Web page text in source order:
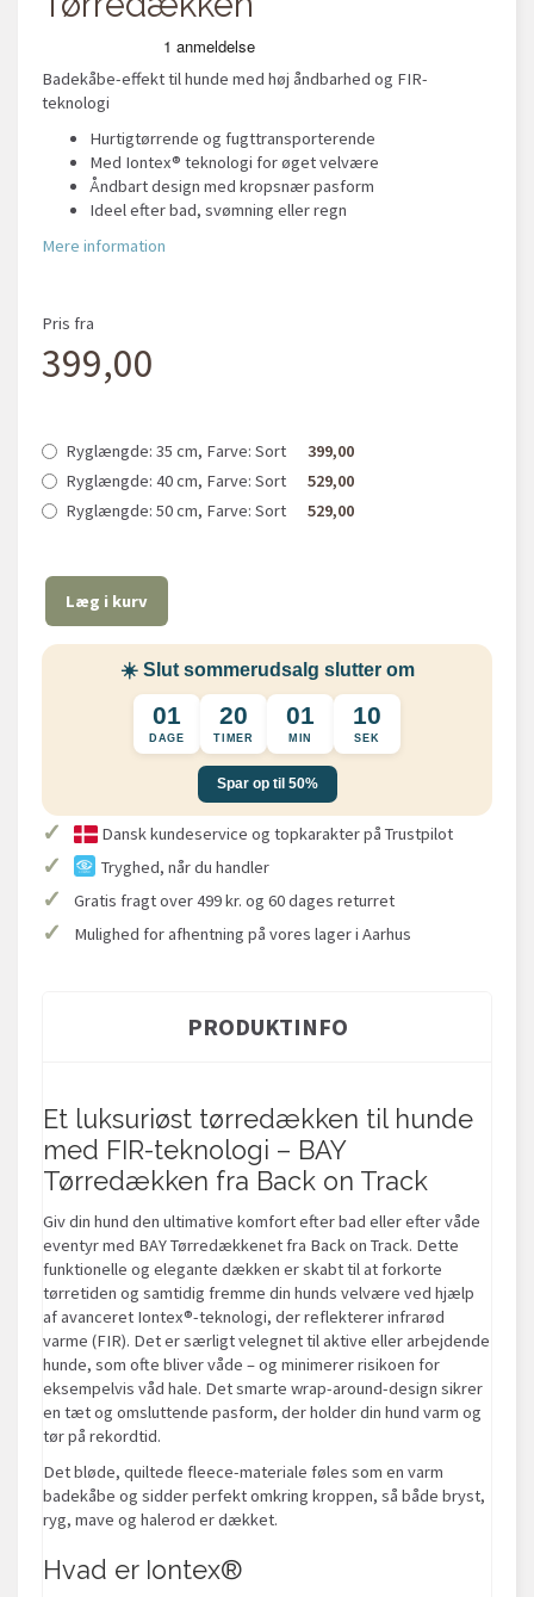
Badekåbe-effekt til hunde med høj åndbarhed og FIR-
teknologi
Hurtigtørrende og fugttransporterende
Med Iontex® teknologi for øget velvære
Åndbart design med kropsnær pasform
Ideel efter bad, svømning eller regn
Mere information
Pris fra
399,00
Ryglængde: 35 cm, Farve: Sort
399,00
Ryglængde: 40 cm, Farve: Sort
529,00
Ryglængde: 50 cm, Farve: Sort 529,00
Læg i kurv
☀️ Slut sommerudsalg slutter om
01
DAGE
20
TIMER
01
MIN
09
SEK
Spar op til 50%
✓ Dansk kundeservice og topkarakter på Trustpilot
✓ Tryghed, når du handler
✓ Gratis fragt over 499 kr. og 60 dages returret
✓ Mulighed for afhentning på vores lager i Aarhus
PRODUKTINFO
Et luksuriøst tørredækken til hunde
med FIR-teknologi – BAY
Tørredækken fra Back on Track
Giv din hund den ultimative komfort efter bad eller efter våde
eventyr med BAY Tørredækkenet fra Back on Track. Dette
funktionelle og elegante dækken er skabt til at forkorte
tørretiden og samtidig fremme din hunds velvære ved hjælp
af avanceret Iontex®-teknologi, der reflekterer infrarød
varme (FIR). Det er særligt velegnet til aktive eller arbejdende
hunde, som ofte bliver våde – og minimerer risikoen for
eksempelvis våd hale. Det smarte wrap-around-design sikrer
en tæt og omsluttende pasform, der holder din hund varm og
tør på rekordtid.
Det bløde, quiltede fleece-materiale føles som en varm
badekåbe og sidder perfekt omkring kroppen, så både bryst,
ryg, mave og halerod er dækket.
Hvad er Iontex®